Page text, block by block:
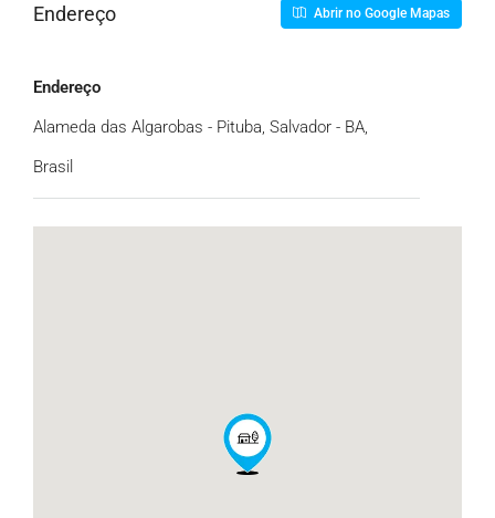
Endereço Abrir no Google Mapas
Endereço
Alameda das Algarobas - Pituba, Salvador - BA,
Brasil